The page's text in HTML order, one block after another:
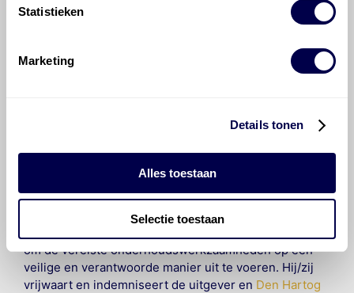
Statistieken
Marketing
Details tonen
Alles toestaan
Selectie toestaan
©Olyslager
informatie mag noch geheel noch gedeeltelijk worden
andere manieren worden overgedragen zonder
voorafgaande schriftelijke toestemming van Olyslager
en compleet mogelijk zijn, wordt geen
veroorzaakt door fouten of omissies in de verstrekte
informatie. Door deze olieaanbevelingsinformatie te
raadplegen en te gebruiken erkent de gebruiker dat
om de vereiste onderhoudswerkzaamheden op een
veilige en verantwoorde manier uit te voeren. Hij/zij
vrijwaart en indemniseert de uitgever en Den Hartog